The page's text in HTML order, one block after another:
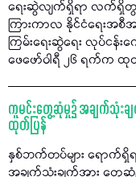
ရေးဆွဲလျက်ရှိရာ လက်ရှိတွင်
ကြားကာလ နိုင်ငံရေးအ
ကြမ်းရေးဆွဲရေး လုပ်ငန်
ဖေဖော်ဝါရီ ၂၆ ရက်က
ကူမင်းတွေ့ဆုံမှု၌ အချက်သုံးခ
ထုတ်ပြန်
နှစ်ဘက်တပ်များ ရောက်ရှိ
အချက်သုံးချက်အား တွေ့ဆုံ